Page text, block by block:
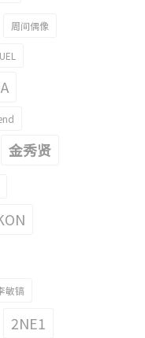
48》练习生选的颜值中心
07/17
周间偶像
金秀贤
敏镐
2NE1